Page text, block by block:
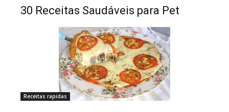
30 Receitas Saudáveis para Pet
Receitas rapidas